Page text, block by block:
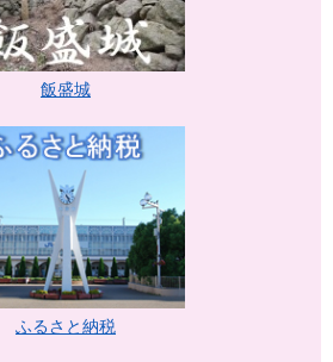
飯盛城
ふるさと納税